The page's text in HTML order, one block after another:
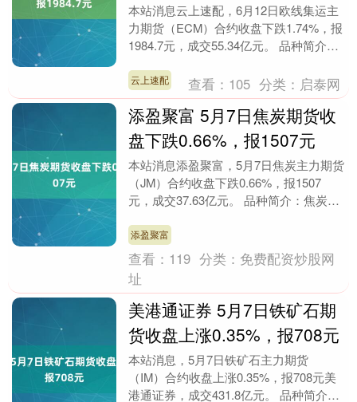
本站消息云上速配，6月12日欧线集运主
力期货（ECM）合约收盘下跌1.74%，报
1984.7元，成交55.34亿元。 品种简介：
云上速配 查看： 105 分类： 启泰网
添盈聚富 5月7日焦炭期货收
盘下跌0.66%，报1507元
本站消息添盈聚富，5月7日焦炭主力期货
（JM）合约收盘下跌0.66%，报1507
元，成交37.63亿元。 品种简介：焦炭期
的....
添盈聚富
查看： 119 分类： 免费配资炒股网
址
美港通证券 5月7日铁矿石期
货收盘上涨0.35%，报708元
本站消息，5月7日铁矿石主力期货
（IM）合约收盘上涨0.35%，报708元美
港通证券，成交431.8亿元。 品种简介：